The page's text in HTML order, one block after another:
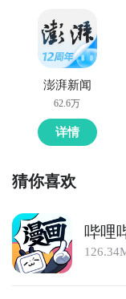
澎湃新闻
62.6万
详情
猜你喜欢
哔哩